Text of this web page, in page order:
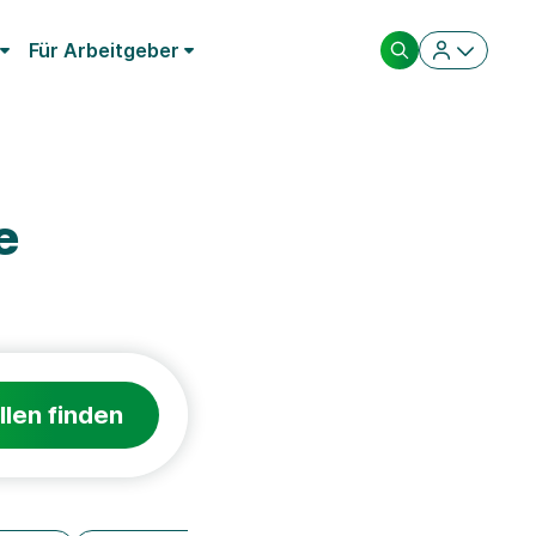
Für Arbeitgeber
finden